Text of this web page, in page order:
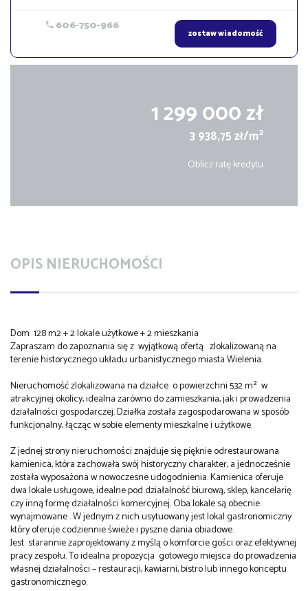
606-750-966 zostaw wiadomość
1 299 000 zł
3 938,75 zł/m2
Oblicz ratę kredytu
OPIS NIERUCHOMOŚCI
Dom 128 m2 + 2 lokale użytkowe + 2 mieszkania
Zapraszam do zapoznania się z wyjątkową ofertą zlokalizowaną na
terenie historycznego układu urbanistycznego miasta Wielenia.
Nieruchomość zlokalizowana na działce o powierzchni 532 m² w
atrakcyjnej okolicy, idealna zarówno do zamieszkania, jak i prowadzenia
działalności gospodarczej. Działka została zagospodarowana w sposób
funkcjonalny, łącząc w sobie elementy mieszkalne i użytkowe.
Z jednej strony nieruchomości znajduje się pięknie odrestaurowana
kamienica, która zachowała swój historyczny charakter, a jednocześnie
została wyposażona w nowoczesne udogodnienia. Kamienica oferuje
dwa lokale usługowe, idealne pod działalność biurową, sklep, kancelarię
czy inną formę działalności komercyjnej. Oba lokale są obecnie
wynajmowane . W jednym z nich usytuowany jest lokal gastronomiczny
który oferuje codziennie świeże i pyszne dania obiadowe.
Jest starannie zaprojektowany z myślą o komforcie gości oraz efektywnej
pracy zespołu. To idealna propozycja gotowego miejsca do prowadzenia
własnej działalności – restauracji, kawiarni, bistro lub innego konceptu
gastronomicznego.